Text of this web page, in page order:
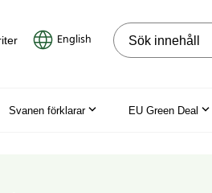
English Sök på
Svanen förklarar EU Green Deal